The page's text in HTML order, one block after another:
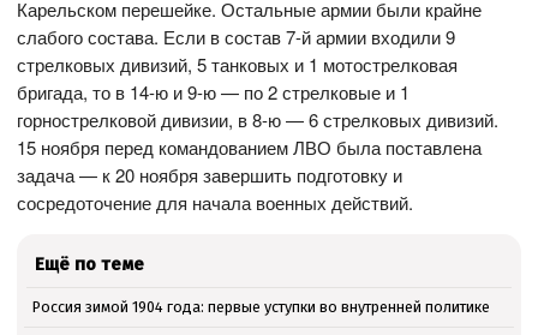
Карельском перешейке. Остальные армии были крайне
слабого состава. Если в состав 7-й армии входили 9
стрелковых дивизий, 5 танковых и 1 мотострелковая
бригада, то в 14-ю и 9-ю — по 2 стрелковые и 1
горнострелковой дивизии, в 8-ю — 6 стрелковых дивизий.
15 ноября перед командованием ЛВО была поставлена
задача — к 20 ноября завершить подготовку и
сосредоточение для начала военных действий.
Ещё по теме
Россия зимой 1904 года: первые уступки во внутренней политике